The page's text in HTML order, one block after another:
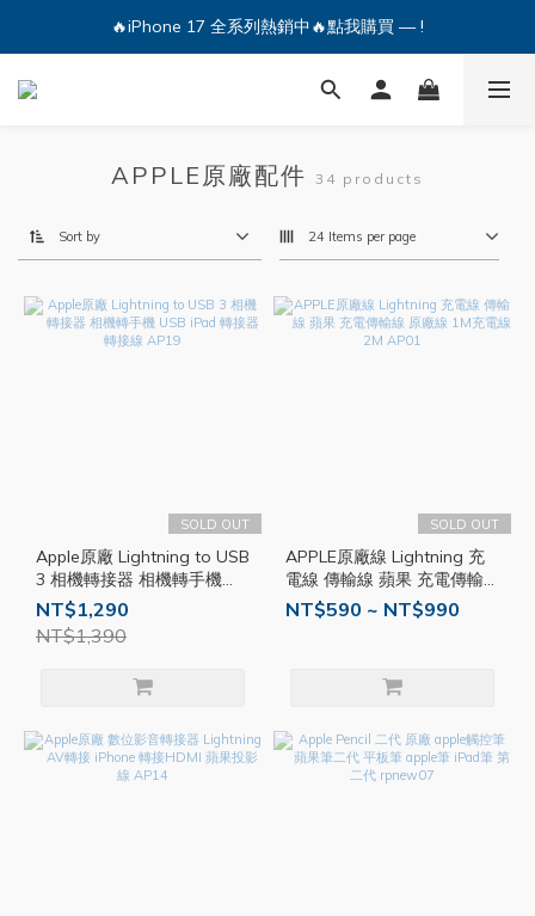
🔥iPhone 17 全系列熱銷中🔥點我購買 — !
🔥iPhone 17 全系列熱銷中🔥點我購買 — !
💕加入Q哥 Line 新好友領優惠券！🎫
APPLE原廠配件 34 products
Sort by 24 Items per page
SOLD OUT
Apple原廠 Lightning to USB
3 相機轉接器 相機轉手機
USB iPad 轉接器 轉接線
AP19
NT$1,290
NT$1,390
SOLD OUT
APPLE原廠線 Lightning 充
電線 傳輸線 蘋果 充電傳輸
線 原廠線 1M充電線 2M
AP01
NT$590 ~ NT$990